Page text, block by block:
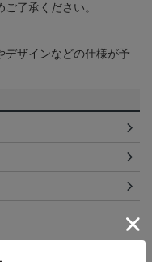
了承ください。
デザインなどの仕様が予